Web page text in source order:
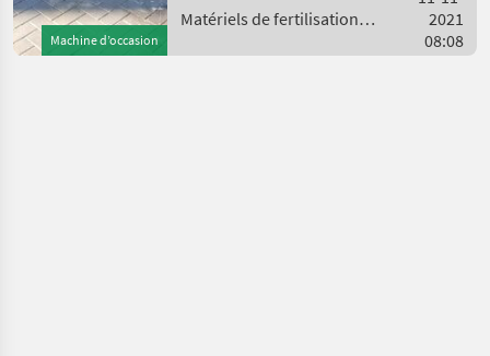
Machine d’occasion
Matériels de fertilisation et
2021
08:08